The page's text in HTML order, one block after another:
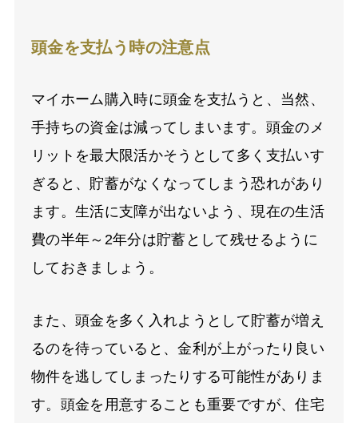
頭金を支払う時の注意点
マイホーム購入時に頭金を支払うと、当然、
手持ちの資金は減ってしまいます。頭金のメ
リットを最大限活かそうとして多く支払いす
ぎると、貯蓄がなくなってしまう恐れがあり
ます。生活に支障が出ないよう、現在の生活
費の半年～2年分は貯蓄として残せるように
しておきましょう。
また、頭金を多く入れようとして貯蓄が増え
るのを待っていると、金利が上がったり良い
物件を逃してしまったりする可能性がありま
す。頭金を用意することも重要ですが、住宅